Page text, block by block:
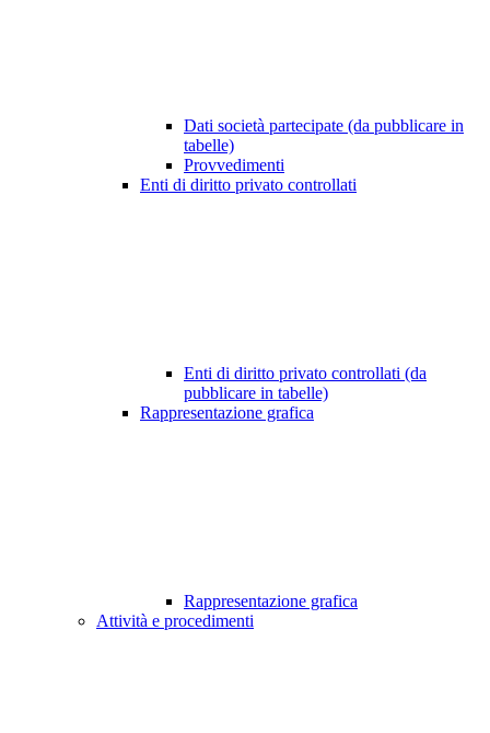
Dati società partecipate (da pubblicare in
tabelle)
Provvedimenti
Enti di diritto privato controllati
Enti di diritto privato controllati (da
pubblicare in tabelle)
Rappresentazione grafica
Rappresentazione grafica
Attività e procedimenti